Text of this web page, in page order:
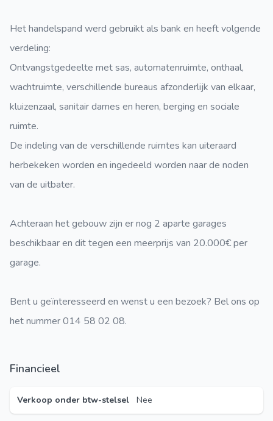
Het handelspand werd gebruikt als bank en heeft volgende
verdeling:
Ontvangstgedeelte met sas, automatenruimte, onthaal,
wachtruimte, verschillende bureaus afzonderlijk van elkaar,
kluizenzaal, sanitair dames en heren, berging en sociale
ruimte.
De indeling van de verschillende ruimtes kan uiteraard
herbekeken worden en ingedeeld worden naar de noden
van de uitbater.
Achteraan het gebouw zijn er nog 2 aparte garages
beschikbaar en dit tegen een meerprijs van 20.000€ per
garage.
Bent u geïnteresseerd en wenst u een bezoek? Bel ons op
het nummer 014 58 02 08.
Financieel
Verkoop onder btw-stelsel Nee